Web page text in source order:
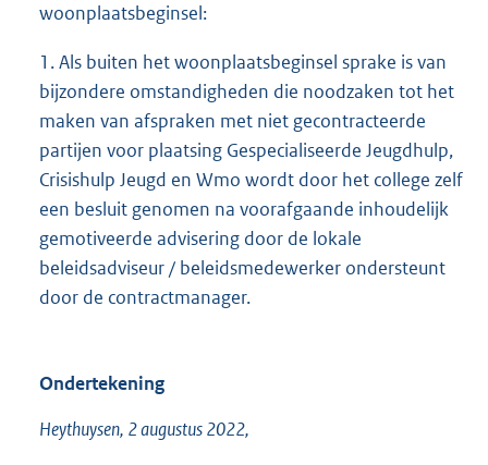
woonplaatsbeginsel:
1. Als buiten het woonplaatsbeginsel sprake is van
bijzondere omstandigheden die noodzaken tot het
maken van afspraken met niet gecontracteerde
partijen voor plaatsing Gespecialiseerde Jeugdhulp,
Crisishulp Jeugd en Wmo wordt door het college zelf
een besluit genomen na voorafgaande inhoudelijk
gemotiveerde advisering door de lokale
beleidsadviseur / beleidsmedewerker ondersteunt
door de contractmanager.
Ondertekening
Heythuysen, 2 augustus 2022,